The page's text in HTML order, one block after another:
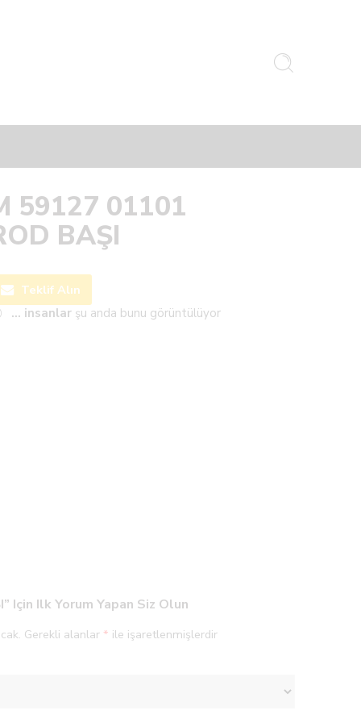
59127 01101
BAŞI
Teklif Alın
... insanlar şu anda bunu görüntülüyor
Için Ilk Yorum Yapan Siz Olun
Gerekli alanlar * ile işaretlenmişlerdir